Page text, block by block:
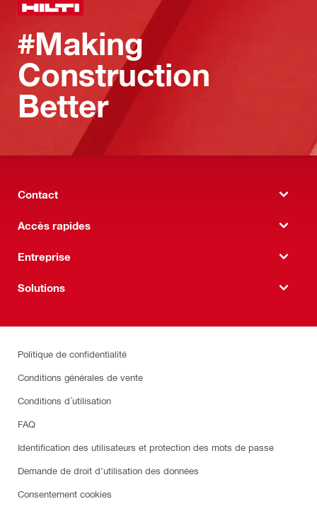
#Making
Construction
Better
Contact
Accès rapides
Entreprise
Solutions
Politique de confidentialité
Conditions générales de vente
Conditions d´utilisation
FAQ
Identification des utilisateurs et protection des mots de passe
Demande de droit d’utilisation des données
Consentement cookies